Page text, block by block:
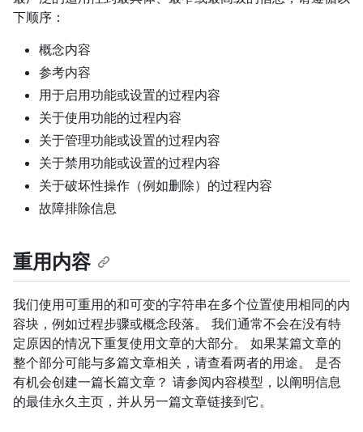
下顺序：
概念内容
参考内容
用于启用功能或设置的过程内容
关于使用功能的过程内容
关于管理功能或设置的过程内容
关于禁用功能或设置的过程内容
关于破坏性操作（例如删除）的过程内容
故障排除信息
重用内容
我们使用可重用的和可变的字符串在多个位置使用相同的内
容块，例如过程步骤或概念段落。 我们通常不会在没有特
定原因的情况下重复使用文章的大部分。 如果某篇文章的
整个部分可能与多篇文章相关，请查看两者的用途。 是否
有机会创建一篇长篇文章？ 请参阅内容模型，以阐明信息
的最佳永久主页，并从另一篇文章链接到它。